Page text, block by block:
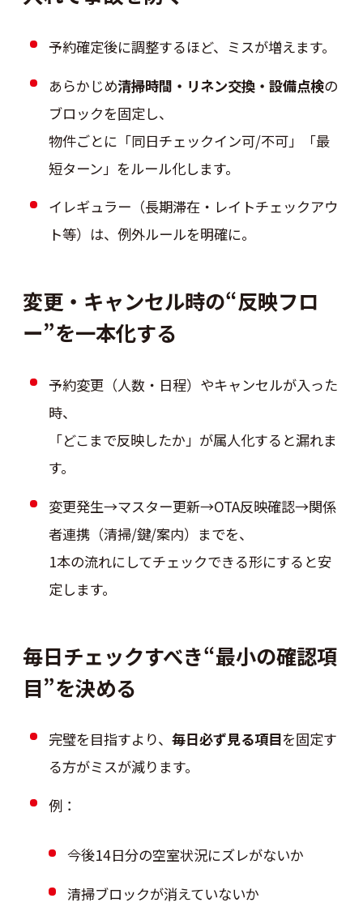
予約確定後に調整するほど、ミスが増えます。
あらかじめ清掃時間・リネン交換・設備点検の
ブロックを固定し、
物件ごとに「同日チェックイン可/不可」「最
短ターン」をルール化します。
イレギュラー（長期滞在・レイトチェックアウ
ト等）は、例外ルールを明確に。
変更・キャンセル時の“反映フロ
ー”を一本化する
予約変更（人数・日程）やキャンセルが入った
時、
「どこまで反映したか」が属人化すると漏れま
す。
変更発生→マスター更新→OTA反映確認→関係
者連携（清掃/鍵/案内）までを、
1本の流れにしてチェックできる形にすると安
定します。
毎日チェックすべき“最小の確認項
目”を決める
完璧を目指すより、 毎日必ず見る項目を固定す
る方がミスが減ります。
例：
今後14日分の空室状況にズレがないか
清掃ブロックが消えていないか